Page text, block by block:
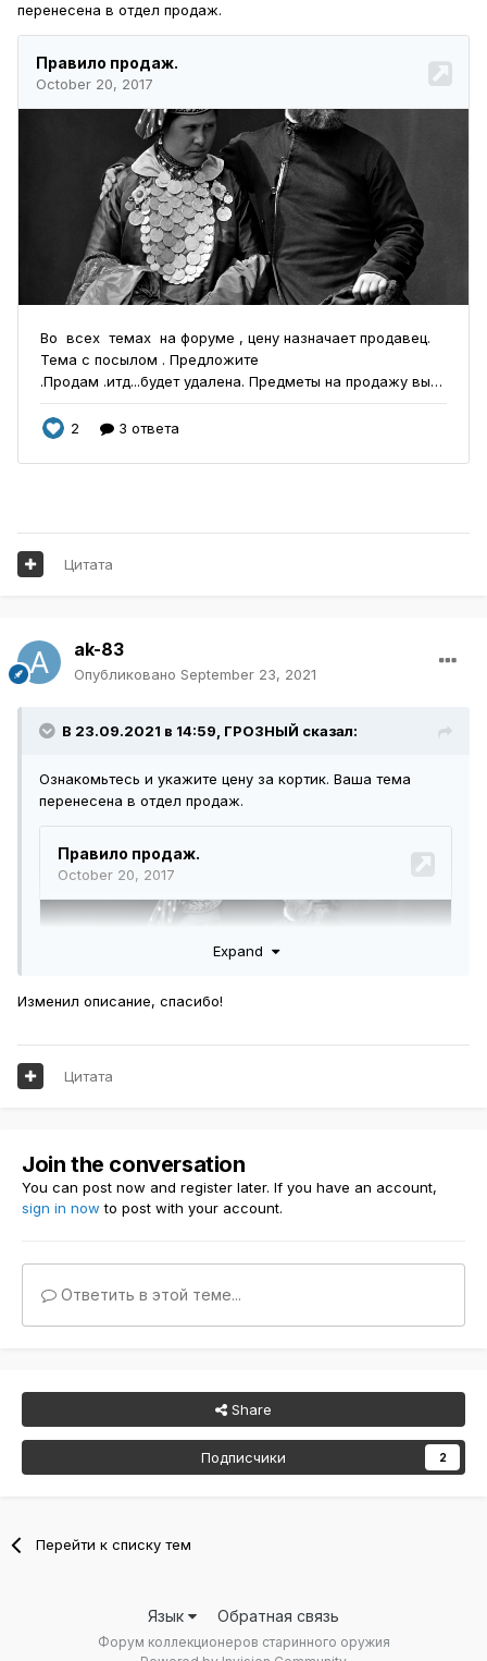
перенесена в отдел продаж.
Цитата
ak-83
Опубликовано September 23, 2021
В 23.09.2021 в 14:59, ГРОЗНЫЙ сказал:
Ознакомьтесь и укажите цену за кортик. Ваша тема
перенесена в отдел продаж.
Expand
Изменил описание, спасибо!
Цитата
Join the conversation
You can post now and register later. If you have an account,
sign in now to post with your account.
Ответить в этой теме...
Share
Подписчики 2
Перейти к списку тем
Язык Обратная связь
Форум коллекционеров старинного оружия